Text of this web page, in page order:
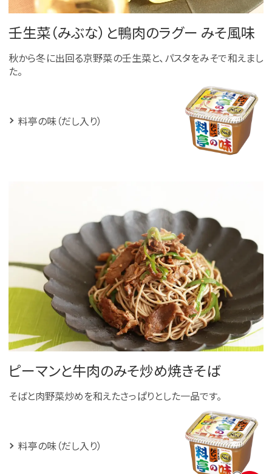
壬生菜（みぶな）と鴨肉のラグー みそ風味
秋から冬に出回る京野菜の壬生菜と、パスタをみそで和えまし
た。
料亭の味（だし入り）
ピーマンと牛肉のみそ炒め焼きそば
そばと肉野菜炒めを和えたさっぱりとした一品です。
料亭の味（だし入り）